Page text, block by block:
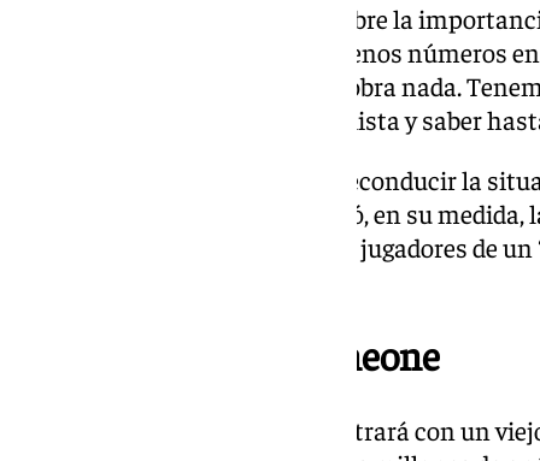
Le preguntaban al argentino sobre la
unos rivales exigentes y con buenos números
Almeyda fue tajante: «No nos sobra nada.
partidos. A partir de ahí, ser realista y saber
Los nervionenses tratarán de reconducir la
visita copera a Toledo (1-4) alivió, en su
ellas la de Januzaj y Peque, esos jugadores de
Reencuentro con Simeone
En el partido Almeyda se encontrará con un